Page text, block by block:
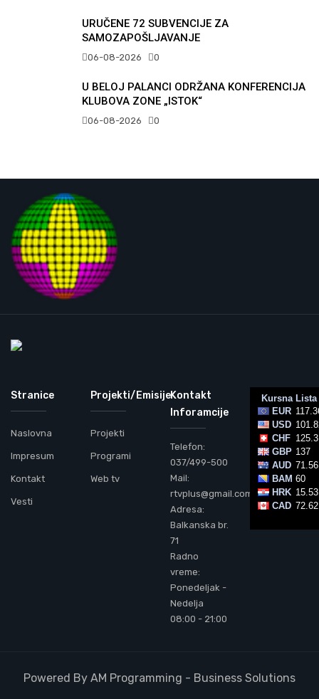
URUČENE 72 SUBVENCIJE ZA
SAMOZAPOŠLJAVANJE
06-08-2026 0
U BELOJ PALANCI ODRŽANA KONFERENCIJA
KLUBOVA ZONE „ISTOK“
06-08-2026 0
Stranice
Naslovna
Impresum
Kontakt
Vesti
Projekti/Emisije
Projekti
Programi
Web tv
Kontakt
Inforamcije
Telefon:
037/499-500
Mail:
rtvplus@gmail.com
Adresa:
Balkanska br.
71
Radno
vreme:
Ponedeljak -
Nedelja
08:00 - 21:00
Powered By AM Programming - Business Solutions